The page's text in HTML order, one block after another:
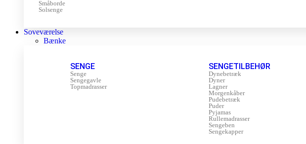
Småborde
Solsenge
Soveværelse
Bænke
SENGE
Senge
Sengegavle
Topmadrasser
SENGETILBEHØR
Dynebetræk
Dyner
Lagner
Morgenkåber
Pudebetræk
Puder
Pyjamas
Rullemadrasser
Sengeben
Sengekapper